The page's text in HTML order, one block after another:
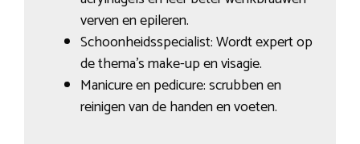
verven en epileren.
Schoonheidsspecialist: Wordt expert op
de thema’s make-up en visagie.
Manicure en pedicure: scrubben en
reinigen van de handen en voeten.